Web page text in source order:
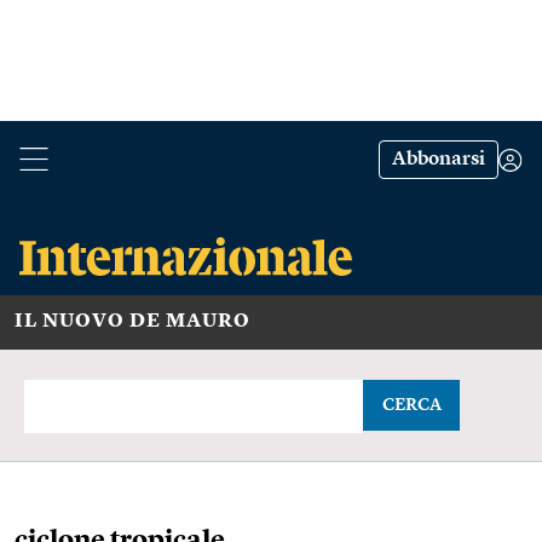
Abbonarsi
IL NUOVO DE MAURO
CERCA